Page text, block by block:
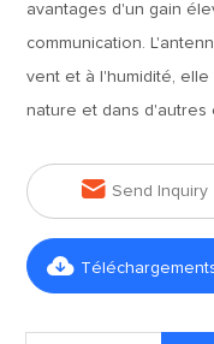
avantages d'un gain
communication.
vent et à l'humidité,
nature et dans d'autres
 Send Inquiry
